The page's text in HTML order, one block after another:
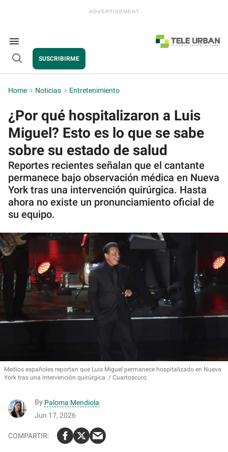
Search
&
Section
Navigation
Open
SUSCRIBIRME
Home > Noticias > Entretenimiento
¿Por qué hospitalizaron a Luis
Miguel? Esto es lo que se sabe
sobre su estado de salud
Reportes recientes señalan que el cantante
permanece bajo observación médica en Nueva
York tras una intervención quirúrgica. Hasta
ahora no existe un pronunciamiento oficial de
su equipo.
Medios españoles reportan que Luis Miguel permanece hospitalizado en Nueva
York tras una intervención quirúrgica.
Cuartoscuro.
By Paloma Mendiola
Jun 17, 2026